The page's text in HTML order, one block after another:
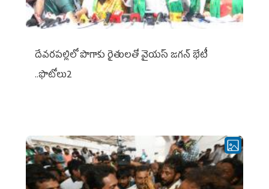
దేవరపల్లిలో పొగాకు రైతులతో వైయస్ జగన్ భేటీ
..ఫొటోలు2